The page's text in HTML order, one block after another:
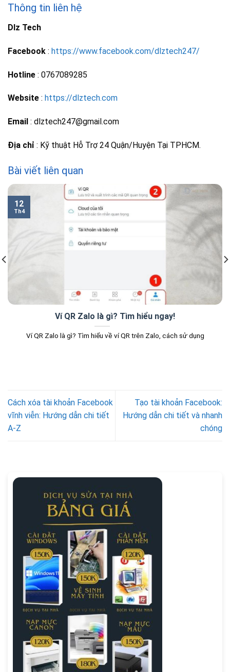
Thông tin liên hệ
Dlz Tech
Facebook : https://www.facebook.com/dlztech247/
Hotline : 0767089285
Website : https://dlztech.com
Email : dlztech247@gmail.com
Địa chỉ : Kỹ thuật Hỗ Trợ 24 Quận/Huyện Tại TPHCM.
Bài viết liên quan
Ví QR Zalo là gì? Tìm hiểu ngay!
Ví QR Zalo là gì? Tìm hiểu về ví QR trên Zalo, cách sử dụng
12
Th4
Cách xóa tài khoản Facebook
vĩnh viễn: Hướng dẫn chi tiết
A-Z
Tạo tài khoản Facebook:
Hướng dẫn chi tiết và nhanh
chóng